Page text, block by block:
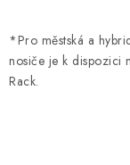
*Pro městská a
nosiče je k dispozici
Rack.